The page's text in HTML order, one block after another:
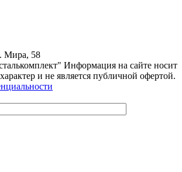
Мира, 58
Информация на сайте носит
и не является публичной офертой.